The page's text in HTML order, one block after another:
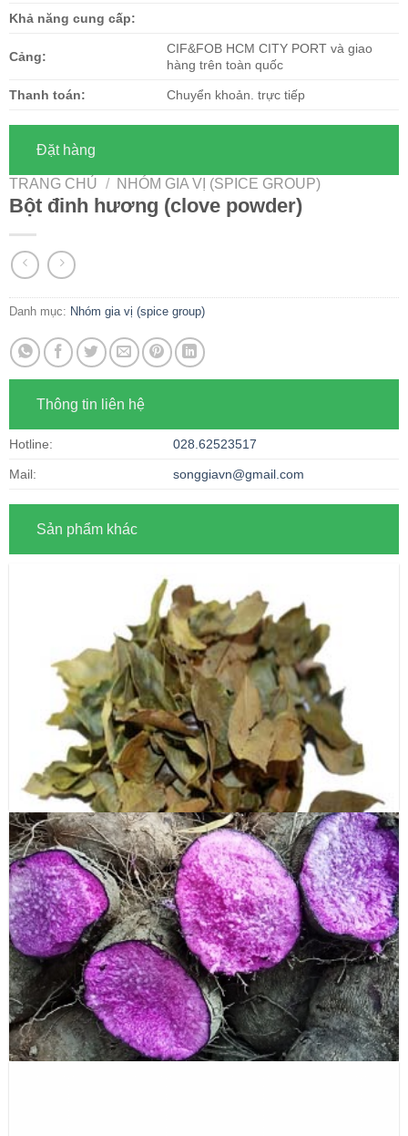
Khả năng cung cấp:
Cảng:
CIF&FOB HCM CITY PORT và giao
hàng trên toàn quốc
Thanh toán: Chuyển khoản. trực tiếp
Đặt hàng
TRANG CHỦ / NHÓM GIA VỊ (SPICE GROUP)
Bột đinh hương (clove powder)
Danh mục: Nhóm gia vị (spice group)
Thông tin liên hệ
Hotline: 028.62523517
Mail: songgiavn@gmail.com
Sản phẩm khác
Lá càri ( Curry leaves dried )